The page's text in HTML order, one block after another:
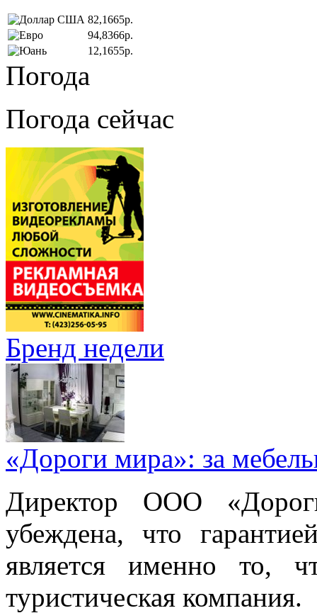
82,1665р.
94,8366р.
12,1655р.
Погода
Погода сейчас
Бренд недели
«Дороги мира»: за
Директор ООО
убеждена, что
является именно то,
туристическая компания.